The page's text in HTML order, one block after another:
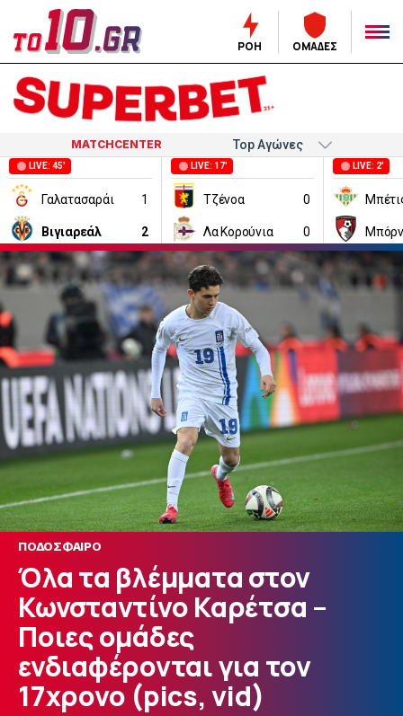
ΡΟΗ ΟΜΑΔΕΣ
MATCHCENTER
LIVE: 45'
Γαλατασαράι 1
Βιγιαρεάλ 2
LIVE: 17'
Τζένοα 0
Λα Κορούνια 0
LIVE: 2'
ΠΟΔΟΣΦΑΙΡΟ
Όλα τα βλέμματα στον
Κωνσταντίνο Καρέτσα –
Ποιες ομάδες
ενδιαφέρονται για τον
17χρονο (pics, vid)